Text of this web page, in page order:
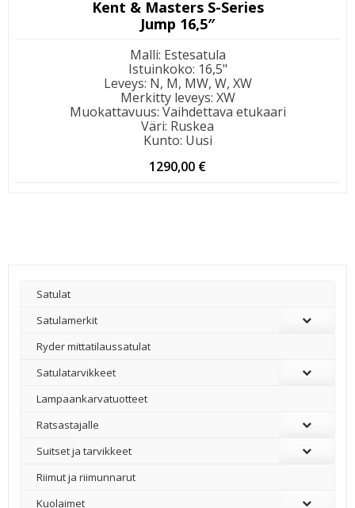
Kent & Masters S-Series
Jump 16,5″
Malli: Estesatula
Istuinkoko: 16,5"
Leveys: N, M, MW, W, XW
Merkitty leveys: XW
Muokattavuus: Vaihdettava etukaari
Väri: Ruskea
Kunto: Uusi
1290,00 €
Satulat
Satulamerkit
Ryder mittatilaussatulat
Satulatarvikkeet
–
Lampaankarvatuotteet
Ratsastajalle
Suitset ja tarvikkeet
Riimut ja riimunnarut
Kuolaimet